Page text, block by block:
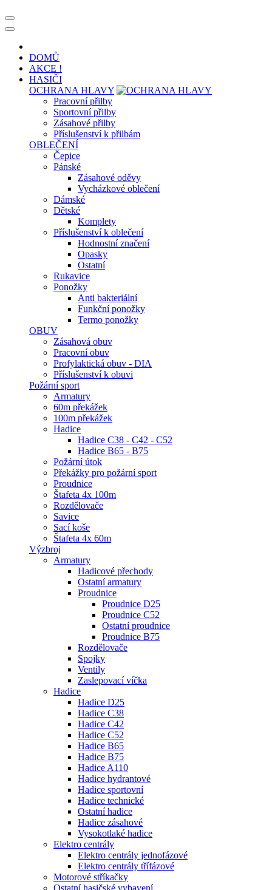
DOMŮ
AKCE !
HASIČI
OCHRANA HLAVY
Pracovní přilby
Sportovní přilby
Zásahové přilby
Příslušenství k přilbám
OBLEČENÍ
Čepice
Pánské
Zásahové oděvy
Vycházkové oblečení
Dámské
Dětské
Komplety
Příslušenství k oblečení
Hodnostní značení
Opasky
Ostatní
Rukavice
Ponožky
Anti bakteriální
Funkční ponožky
Termo ponožky
OBUV
Zásahová obuv
Pracovní obuv
Profylaktická obuv - DIA
Příslušenství k obuvi
Požární sport
Armatury
60m překážek
100m překážek
Hadice
Hadice C38 - C42 - C52
Hadice B65 - B75
Požární útok
Překážky pro požární sport
Proudnice
Štafeta 4x 100m
Rozdělovače
Savice
Sací koše
Štafeta 4x 60m
Výzbroj
Armatury
Hadicové přechody
Ostatní armatury
Proudnice
Proudnice D25
Proudnice C52
Ostatní proudnice
Proudnice B75
Rozdělovače
Spojky
Ventily
Zaslepovací víčka
Hadice
Hadice D25
Hadice C38
Hadice C42
Hadice C52
Hadice B65
Hadice B75
Hadice A110
Hadice hydrantové
Hadice sportovní
Hadice technické
Ostatní hadice
Hadice zásahové
Vysokotlaké hadice
Elektro centrály
Elektro centrály jednofázové
Elektro centrály třífázové
Motorové stříkačky
Ostatní hasičské vybavení